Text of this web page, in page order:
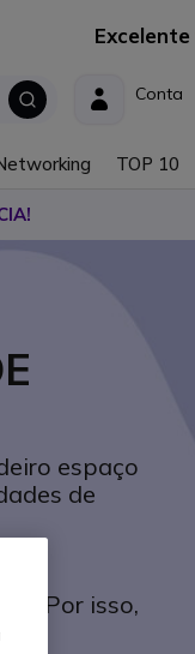
Excelente
Conta
TOP 10
espaço
de
Por isso,